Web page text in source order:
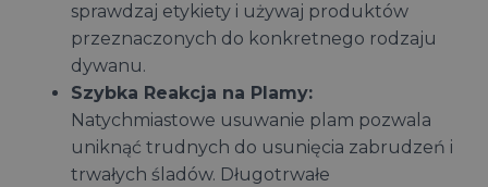
sprawdzaj etykiety i używaj produktów
przeznaczonych do konkretnego rodzaju
dywanu.
Szybka Reakcja na Plamy:
Natychmiastowe usuwanie plam pozwala
uniknąć trudnych do usunięcia zabrudzeń i
trwałych śladów. Długotrwałe